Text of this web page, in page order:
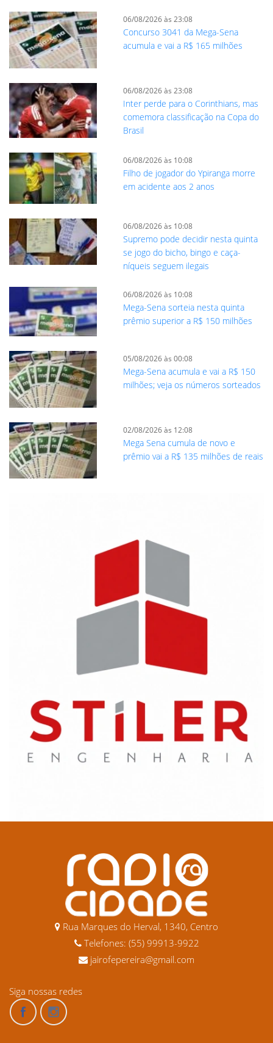
06/08/2026 às 23:08
Concurso 3041 da Mega-Sena
acumula e vai a R$ 165 milhões
06/08/2026 às 23:08
Inter perde para o Corinthians, mas
comemora classificação na Copa do
Brasil
06/08/2026 às 10:08
Filho de jogador do Ypiranga morre
em acidente aos 2 anos
06/08/2026 às 10:08
Supremo pode decidir nesta quinta
se jogo do bicho, bingo e caça-
níqueis seguem ilegais
06/08/2026 às 10:08
Mega-Sena sorteia nesta quinta
prêmio superior a R$ 150 milhões
05/08/2026 às 00:08
Mega-Sena acumula e vai a R$ 150
milhões; veja os números sorteados
02/08/2026 às 12:08
Mega Sena cumula de novo e
prêmio vai a R$ 135 milhões de reais
Rua Marques do Herval, 1340, Centro
Telefones: (55) 99913-9922
jairofepereira@gmail.com
Siga nossas redes